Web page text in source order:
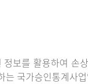
정보를 활용하여 손
는 국가승인통계사